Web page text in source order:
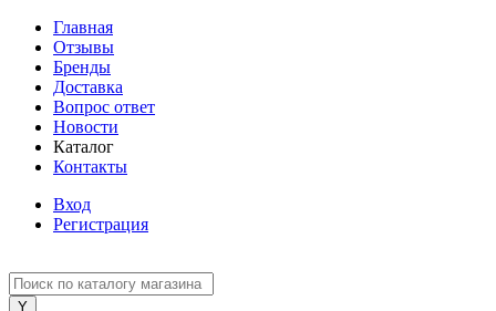
Главная
Отзывы
Бренды
Доставка
Вопрос ответ
Новости
Каталог
Контакты
Вход
Регистрация